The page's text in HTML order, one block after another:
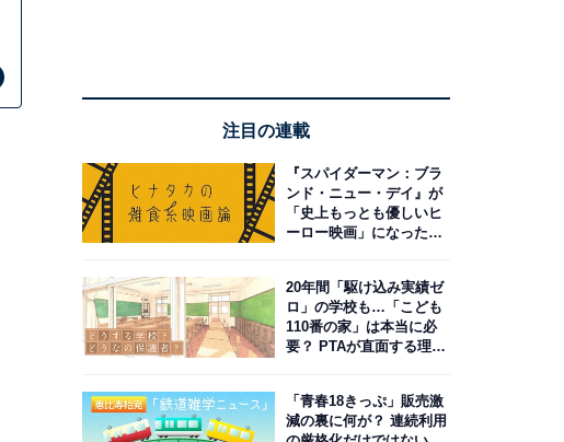
注目の連載
『スパイダーマン：ブラ
ンド・ニュー・デイ』が
「史上もっとも優しいヒ
ーロー映画」になった理
20年間「駆け込み実績ゼ
ロ」の学校も…「こども
110番の家」は本当に必
要？ PTAが直面する理想
「青春18きっぷ」販売激
減の裏に何が？ 連続利用